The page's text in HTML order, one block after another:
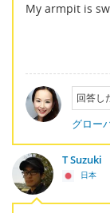
My armpit is
回答し
グロー
T Suzuki
日本